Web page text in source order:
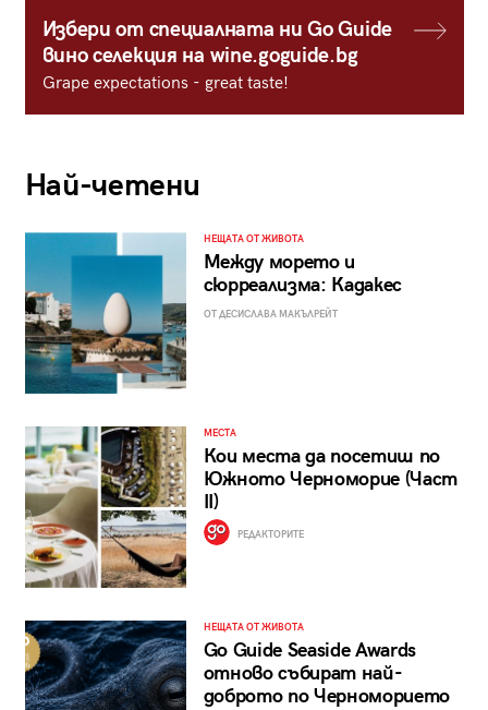
Избери от специалната ни Go Guide
вино селекция на wine.goguide.bg
Grape expectations - great taste!
Най-четени
НЕЩАТА ОТ ЖИВОТА
Между морето и
сюрреализма: Кадакес
ОТ ДЕСИСЛАВА МАКЪЛРЕЙТ
МЕСТА
Кои места да посетиш по
Южното Черноморие (Част
II)
РЕДАКТОРИТЕ
НЕЩАТА ОТ ЖИВОТА
Go Guide Seaside Awards
отново събират най-
доброто по Черноморието